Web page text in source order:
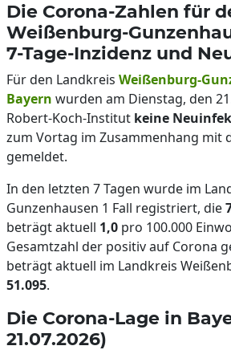
Die Corona-Zahlen für
Weißenburg-
7-Tage-Inzidenz und
Für den Landkreis Weißenburg-
Bayern wurden am Dienstag, den
Robert-Koch-Institut keine
zum Vortag im Zusammenhang mit
gemeldet.
In den letzten 7 Tagen wurde im
Gunzenhausen 1 Fall registriert, die
beträgt aktuell 1,0 pro 100.000
Gesamtzahl der positiv auf Corona
beträgt aktuell im Landkreis
51.095.
Die Corona-Lage in
21.07.2026)